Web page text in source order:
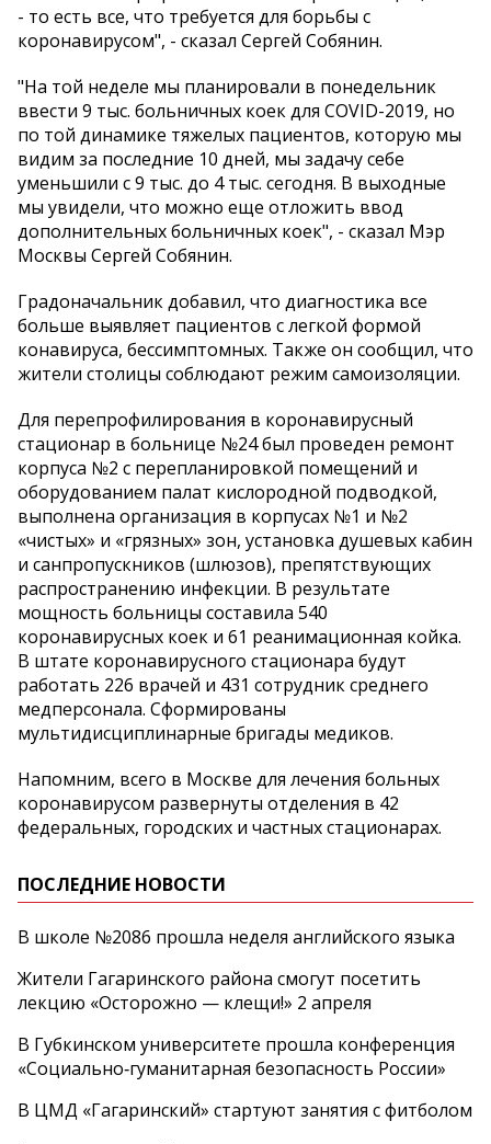
- то есть все, что требуется для борьбы с
коронавирусом", - сказал Сергей Собянин.
"На той неделе мы планировали в понедельник
ввести 9 тыс. больничных коек для COVID-2019, но
по той динамике тяжелых пациентов, которую мы
видим за последние 10 дней, мы задачу себе
уменьшили с 9 тыс. до 4 тыс. сегодня. В выходные
мы увидели, что можно еще отложить ввод
дополнительных больничных коек", - сказал Мэр
Москвы Сергей Собянин.
Градоначальник добавил, что диагностика все
больше выявляет пациентов с легкой формой
конавируса, бессимптомных. Также он сообщил, что
жители столицы соблюдают режим самоизоляции.
Для перепрофилирования в коронавирусный
стационар в больнице №24 был проведен ремонт
корпуса №2 с перепланировкой помещений и
оборудованием палат кислородной подводкой,
выполнена организация в корпусах №1 и №2
«чистых» и «грязных» зон, установка душевых кабин
и санпропускников (шлюзов), препятствующих
распространению инфекции. В результате
мощность больницы составила 540
коронавирусных коек и 61 реанимационная койка.
В штате коронавирусного стационара будут
работать 226 врачей и 431 сотрудник среднего
медперсонала. Сформированы
мультидисциплинарные бригады медиков.
Напомним, всего в Москве для лечения больных
коронавирусом развернуты отделения в 42
федеральных, городских и частных стационарах.
ПОСЛЕДНИЕ НОВОСТИ
В школе №2086 прошла неделя английского языка
Жители Гагаринского района смогут посетить
лекцию «Осторожно — клещи!» 2 апреля
В Губкинском университете прошла конференция
«Социально‑гуманитарная безопасность России»
В ЦМД «Гагаринский» стартуют занятия с фитболом